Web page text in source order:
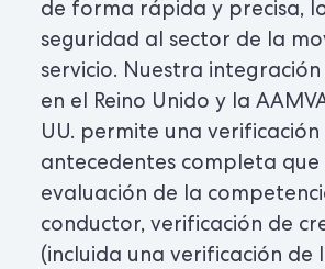
de forma rápida y precisa,
seguridad al sector de la
servicio. Nuestra integración
en el Reino Unido y la
UU. permite una verificación
antecedentes completa que
evaluación de la
conductor, verificación de
(incluida una verificación de